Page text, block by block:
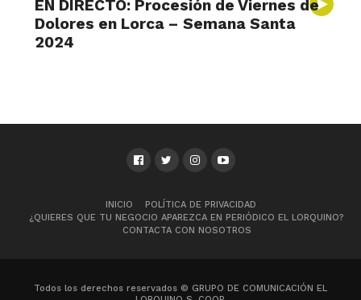
EN DIRECTO: Procesión de Viernes de
Dolores en Lorca – Semana Santa
2024
INICIO
POLÍTICA DE PRIVACIDAD
¿QUIERES QUE TU NEGOCIO APAREZCA EN PERIÓDICO EL LORQUINO?
CONTACTA CON NOSOTROS
Todos los derechos reservados © GRUPO DE COMUNICACIÓN EL